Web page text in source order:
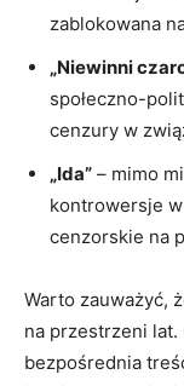
zablokowana
„Niewinni
społeczno-
cenzury w
„Ida” – mimo
kontrowersje
cenzorskie na⁣
Warto zauważyć,
na przestrzeni⁢ lat.
bezpośrednia